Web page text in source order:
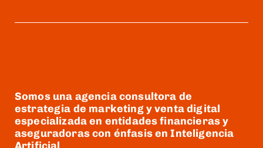
Somos una agencia consultora de
estrategia de marketing y venta digital
especializada en entidades financieras y
aseguradoras con énfasis en Inteligencia
Artificial